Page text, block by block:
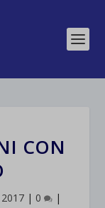
CON
| 0 |